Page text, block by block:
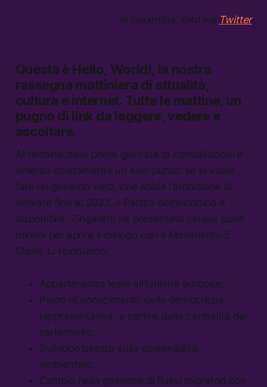
in copertina, foto via Twitter
Questa è Hello, World!, la nostra
rassegna mattiniera di attualità,
cultura e internet. Tutte le mattine, un
pugno di link da leggere, vedere e
ascoltare.
Al termine della prima giornata di consultazioni è
emerso chiaramente un solo punto: se si vuole
fare un governo vero, che abbia l’ambizione di
arrivare fino al 2023, il Partito democratico è
disponibile. Zingaretti ha presentato cinque punti
minimi per aprire il dialogo con il Movimento 5
Stelle. Li riportiamo:
Appartenenza leale all’Unione europea;
Pieno riconoscimento della democrazia
rappresentativa, a partire dalla centralità del
parlamento;
Sviluppo basato sulla sostenibilità
ambientale;
Cambio nella gestione di flussi migratori,con